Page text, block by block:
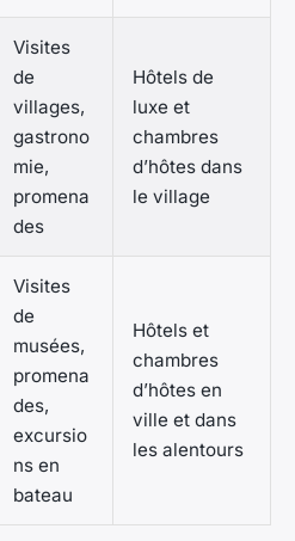
Visites
de
villages,
gastrono
mie,
promena
des
Hôtels de
luxe et
chambres
d’hôtes dans
le village
Visites
de
musées,
promena
des,
excursio
ns en
bateau
Hôtels et
chambres
d’hôtes en
ville et dans
les alentours